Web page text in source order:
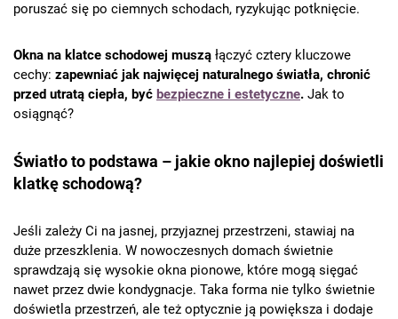
poruszać się po ciemnych schodach, ryzykując potknięcie.
Okna na klatce schodowej muszą łączyć cztery kluczowe
cechy: zapewniać jak najwięcej naturalnego światła, chronić
przed utratą ciepła, być bezpieczne i estetyczne. Jak to
osiągnąć?
Światło to podstawa – jakie okno najlepiej doświetli
klatkę schodową?
Jeśli zależy Ci na jasnej, przyjaznej przestrzeni, stawiaj na
duże przeszklenia. W nowoczesnych domach świetnie
sprawdzają się wysokie okna pionowe, które mogą sięgać
nawet przez dwie kondygnacje. Taka forma nie tylko świetnie
doświetla przestrzeń, ale też optycznie ją powiększa i dodaje